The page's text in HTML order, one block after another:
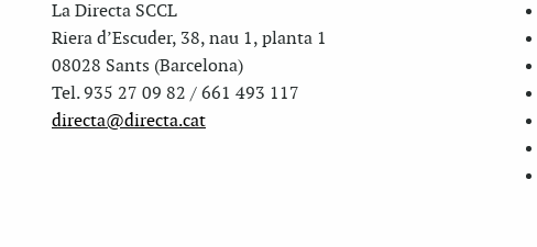
La Directa SCCL
Riera d’Escuder, 38, nau 1, planta 1
08028 Sants (Barcelona)
Tel. 935 27 09 82 / 661 493 117
directa@directa.cat